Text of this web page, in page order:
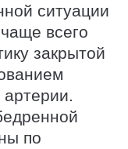
ситуации
всего
закрытой
по